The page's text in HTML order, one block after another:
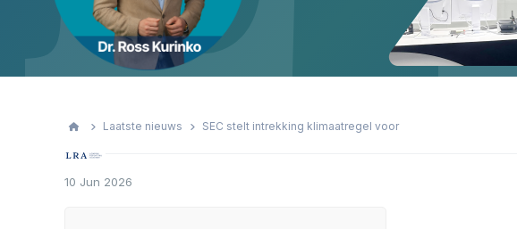
Laatste nieuws SEC stelt intrekking klimaatregel voor
10 Jun 2026